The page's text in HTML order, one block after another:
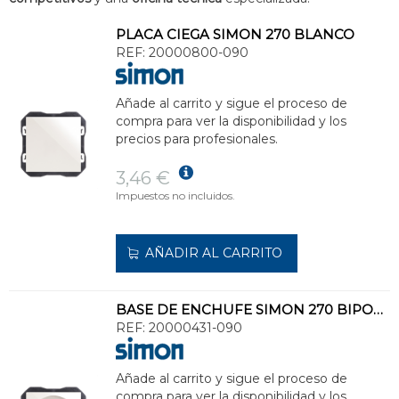
PLACA CIEGA SIMON 270 BLANCO
REF: 20000800-090
Añade al carrito y sigue el proceso de
compra para ver la disponibilidad y los
precios para profesionales.
3,46 €
Impuestos no incluidos.
AÑADIR AL CARRITO
BASE DE ENCHUFE SIMON 270 BIPOLAR BLANCO
REF: 20000431-090
Añade al carrito y sigue el proceso de